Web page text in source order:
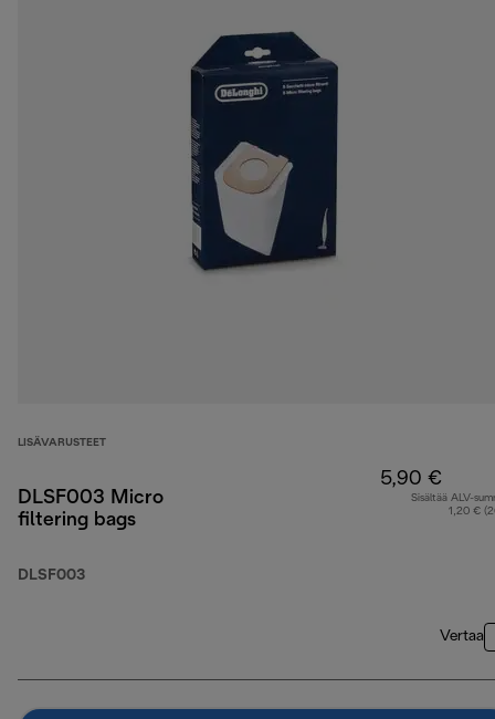
LISÄVARUSTEET
DLSF003 Micro
filtering bags
DLSF003
5,90 €
Sisältää ALV-
1,20 €
Vertaa